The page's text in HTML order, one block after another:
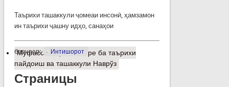
Таърихи ташаккули ҷомеаи инсонӣ, ҳамзамон
ин таърихи ҷашну идҳо, санаҳои
барчасп: Интишорот
Муфассалтаро Назаре ба таърихи
пайдоиш ва ташаккули Наврўз
Страницы